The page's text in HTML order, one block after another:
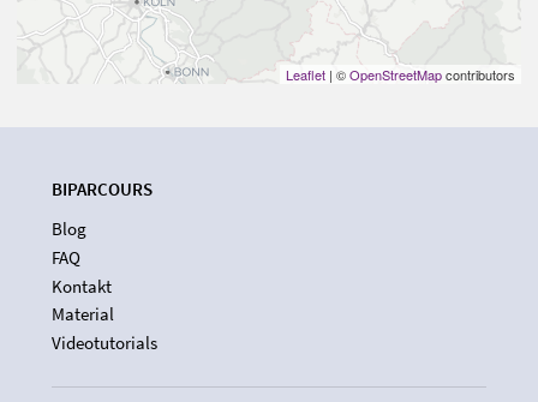
Leaflet | ©OpenStreetMapcontributors
BIPARCOURS
Blog
FAQ
Kontakt
Material
Videotutorials